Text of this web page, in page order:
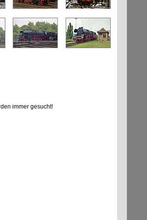
immer gesucht!